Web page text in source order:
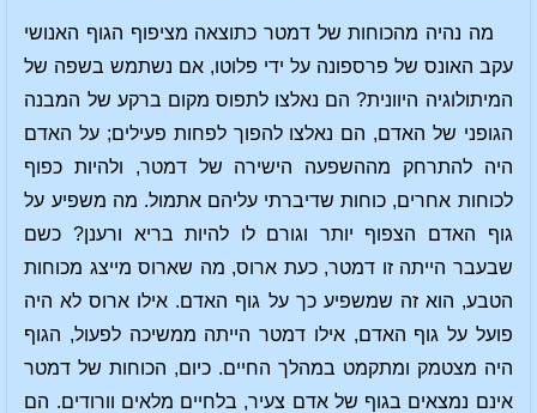
מה נהיה מהכוחות של דמטר כתוצאה מציפוף הגוף האנושי
עקב האונס של פרספונה על ידי פלוטו, אם נשתמש בשפה של
המיתולוגיה היוונית? הם נאלצו לתפוס מקום ברקע של המבנה
הגופני של האדם, הם נאלצו להפוך לפחות פעילים; על האדם
היה להתרחק מההשפעה הישירה של דמטר, ולהיות כפוף
לכוחות אחרים, כוחות שדיברתי עליהם אתמול. מה משפיע על
גוף האדם הצפוף יותר וגורם לו להיות בריא ורענן? כשם
שבעבר הייתה זו דמטר, כעת ארוס, מה שארוס מייצג מכוחות
הטבע, הוא זה שמשפיע כך על גוף האדם. אילו ארוס לא היה
פועל על גוף האדם, אילו דמטר הייתה ממשיכה לפעול, הגוף
היה מצטמק ומתקמט במהלך החיים. כיום, הכוחות של דמטר
אינם נמצאים בגוף של אדם צעיר, בלחיים מלאים וורודים. הם